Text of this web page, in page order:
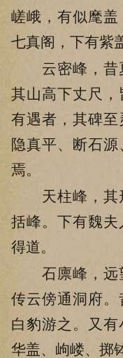
嵯峨，有似麾盖
七真阁，下有紫
云密峰，昔
其山高下丈尺
有遇者，其碑至
隐真平、断石
焉。
天柱峰，其
括峰。下有魏夫
得道。
石廪峰，远望
传云傍通洞府
白豹游之。又
华盖、岣嵝、掷